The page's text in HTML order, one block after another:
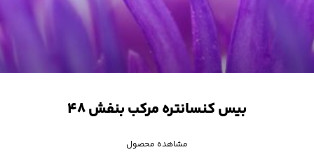
بیس کنسانتره مرکب بنفش ۴۸
مشاهده محصول